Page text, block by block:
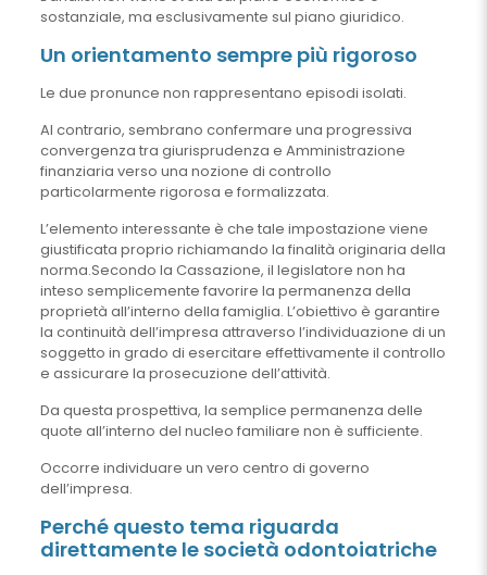
sostanziale, ma esclusivamente sul piano giuridico.
Un orientamento sempre più rigoroso
Le due pronunce non rappresentano episodi isolati.
Al contrario, sembrano confermare una progressiva
convergenza tra giurisprudenza e Amministrazione
finanziaria verso una nozione di controllo
particolarmente rigorosa e formalizzata.
L’elemento interessante è che tale impostazione viene
giustificata proprio richiamando la finalità originaria della
norma.Secondo la Cassazione, il legislatore non ha
inteso semplicemente favorire la permanenza della
proprietà all’interno della famiglia. L’obiettivo è garantire
la continuità dell’impresa attraverso l’individuazione di un
soggetto in grado di esercitare effettivamente il controllo
e assicurare la prosecuzione dell’attività.
Da questa prospettiva, la semplice permanenza delle
quote all’interno del nucleo familiare non è sufficiente.
Occorre individuare un vero centro di governo
dell’impresa.
Perché questo tema riguarda
direttamente le società odontoiatriche